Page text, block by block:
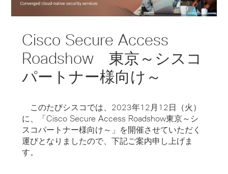
Cisco Secure Access
Roadshow 東京～シスコ
パートナー様向け～
このたびシスコでは、2023年1 2 月 12 日（火 ）
に、「Cisco Secure Access Roadshow東京～シ
スコパートナー様向け～ 」
を開催させていただく
運びとなりましたので、下記ご案内申し上げま
す。